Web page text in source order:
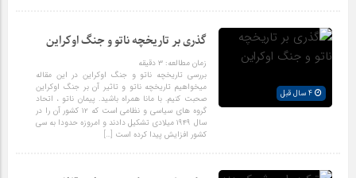
گذری بر تاریخچه ناتو و جنگ اوکراین
زمان مطالعه:۳ دقیقه
بررسی تاریخچه ناتو و جنگ اوکراین در این مقاله
میخواهیم تاریخچه ناتو و تاثیر آن بر جنگ اوکراین
صحبت کنیم. با مانا همراه باشید. پیمان ناتو ، اتحاد
گروه های سیاسی و نظامی است که ۱۲ کشور آن را در
سال ۱۹۴۹ میلادی تشکیل دادند و امروزه حدودا به سی
کشور افزایش پیدا کرده است […]